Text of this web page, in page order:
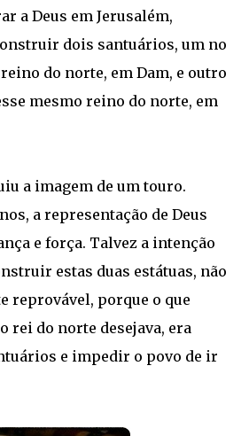
a Deus em Jerusalém,
dois santuários, um no
do norte, em Dam, e outro
mesmo reino do norte, em
a imagem de um touro.
a representação de Deus
e força. Talvez a intenção
estas duas estátuas, não
reprovável, porque o que
rei do norte desejava, era
e impedir o povo de ir